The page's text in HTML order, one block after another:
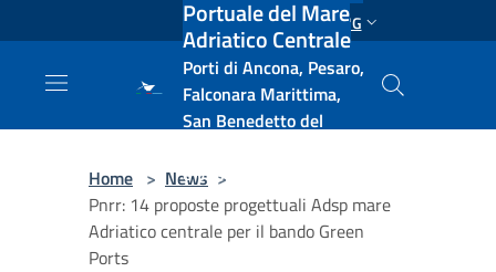
Salta al contenuto principale ENG
Portuale del Mare
Adriatico Centrale
Porti di Ancona, Pesaro,
Falconara Marittima,
San Benedetto del
e Vasto
Home > News >
Pnrr: 14 proposte progettuali Adsp mare
Adriatico centrale per il bando Green
Ports